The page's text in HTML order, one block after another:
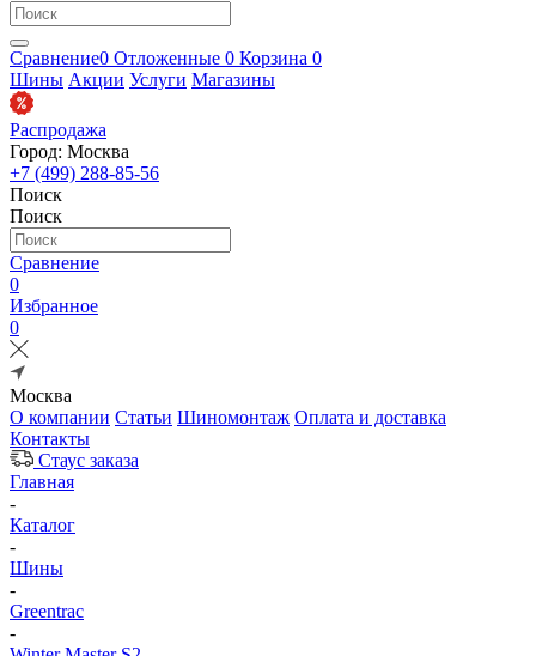
Сравнение0 Отложенные 0 Корзина 0
Шины Акции Услуги Магазины
Распродажа
Город: Москва
+7 (499) 288-85-56
Поиск
Поиск
Сравнение
0
Избранное
0
Москва
О компании Статьи Шиномонтаж Оплата и доставка
Контакты
Стаус заказа
Главная
-
Каталог
-
Шины
-
Greentrac
-